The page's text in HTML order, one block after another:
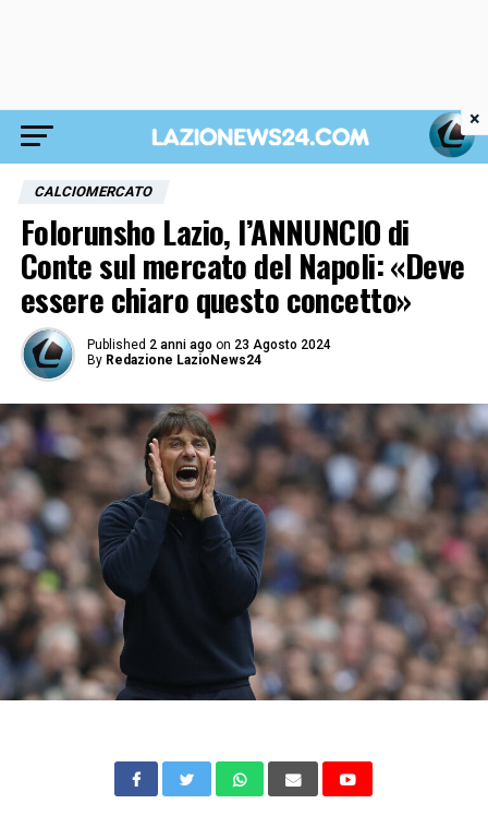
CALCIOMERCATO
Folorunsho Lazio, l’ANNUNCIO di
Conte sul mercato del Napoli: «Deve
essere chiaro questo concetto»
Published 2 anni ago on 23 Agosto 2024
By Redazione LazioNews24
×